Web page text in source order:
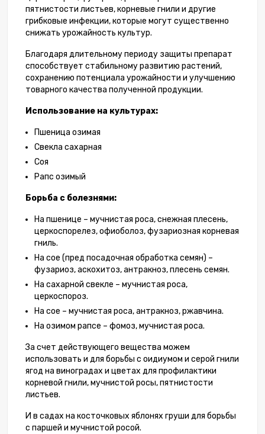
пятнистости листьев, корневые гнили и другие
грибковые инфекции, которые могут существенно
снижать урожайность культур.
Благодаря длительному периоду защиты препарат
способствует стабильному развитию растений,
сохранению потенциала урожайности и улучшению
товарного качества полученной продукции.
Использование на культурах:
Пшеница озимая
Свекла сахарная
Соя
Рапс озимый
Борьба с болезнями:
На пшенице – мучнистая роса, снежная плесень,
церкоспорелез, офиоболоз, фузариозная корневая
гниль.
На сое (пред посадочная обработка семян) –
фузариоз, аскохитоз, антракноз, плесень семян.
На сахарной свекле – мучнистая роса,
церкоспороз.
На сое – мучнистая роса, антракноз, ржавчина.
На озимом рапсе – фомоз, мучнистая роса.
За счет действующего вещества можем
использовать и для борьбы с оидиумом и серой гнили
ягод на виноградах и цветах для профилактики
корневой гнили, мучнистой росы, пятнистости
листьев.
И в садах на косточковых яблонях груши для борьбы
с паршей и мучнистой росой.